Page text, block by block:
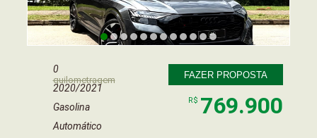
0
quilometragem
2020/2021
Gasolina
Automático
FAZER PROPOSTA
R$ 769.900